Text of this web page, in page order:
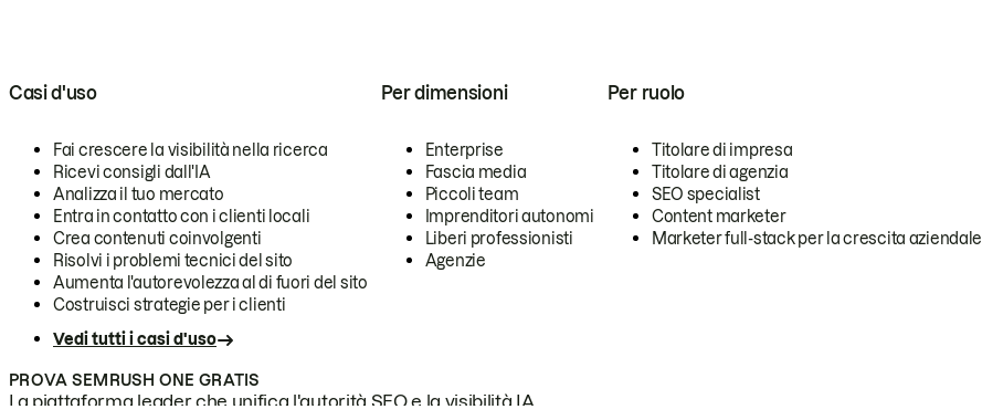
Casi d'uso
Fai crescere la visibilità nella ricerca
Ricevi consigli dall'IA
Analizza il tuo mercato
Entra in contatto con i clienti locali
Crea contenuti coinvolgenti
Risolvi i problemi tecnici del sito
Aumenta l'autorevolezza al di fuori del sito
Costruisci strategie per i clienti
Vedi tutti i casi d'uso
Per dimensioni
Enterprise
Fascia media
Piccoli team
Imprenditori autonomi
Liberi professionisti
Agenzie
Per ruolo
Titolare di impresa
Titolare di agenzia
SEO specialist
Content marketer
Marketer full-stack per la crescita aziendale
PROVA SEMRUSH ONE GRATIS
La piattaforma leader che unifica l'autorità SEO e la visibilità IA.